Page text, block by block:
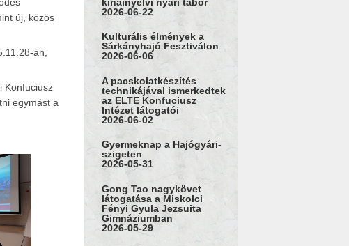
új, közös
án,
Konfuciusz
egymást a
2026-06-22
Kulturális élmények a
Sárkányhajó Fesztiválon
2026-06-06
A pacskolatkészítés
technikájával ismerkedtek
az ELTE Konfuciusz
Intézet látogatói
2026-06-02
Gyermeknap a Hajógyári-
szigeten
2026-05-31
Gong Tao nagykövet
látogatása a Miskolci
Fényi Gyula Jezsuita
Gimnáziumban
2026-05-29